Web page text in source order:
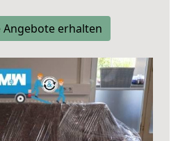
Angebote erhalten